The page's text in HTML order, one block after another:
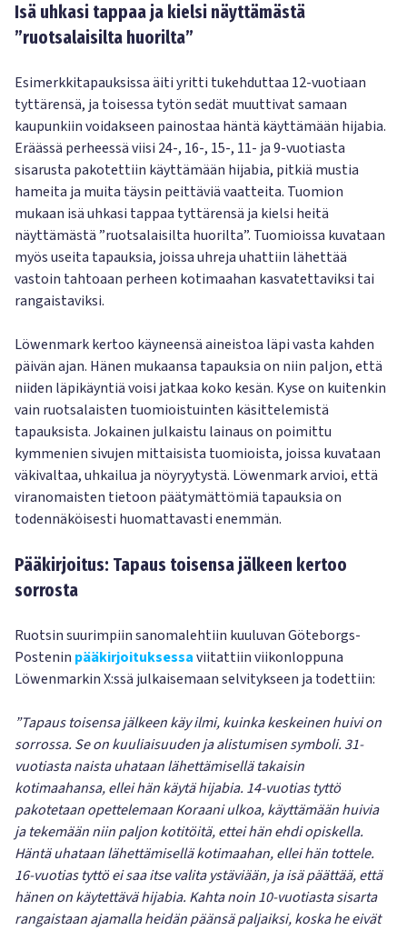
Isä uhkasi tappaa ja kielsi näyttämästä
”ruotsalaisilta huorilta”
Esimerkkitapauksissa äiti yritti tukehduttaa 12-vuotiaan
tyttärensä, ja toisessa tytön sedät muuttivat samaan
kaupunkiin voidakseen painostaa häntä käyttämään hijabia.
Eräässä perheessä viisi 24-, 16-, 15-, 11- ja 9-vuotiasta
sisarusta pakotettiin käyttämään hijabia, pitkiä mustia
hameita ja muita täysin peittäviä vaatteita. Tuomion
mukaan isä uhkasi tappaa tyttärensä ja kielsi heitä
näyttämästä ”ruotsalaisilta huorilta”. Tuomioissa kuvataan
myös useita tapauksia, joissa uhreja uhattiin lähettää
vastoin tahtoaan perheen kotimaahan kasvatettaviksi tai
rangaistaviksi.
Löwenmark kertoo käyneensä aineistoa läpi vasta kahden
päivän ajan. Hänen mukaansa tapauksia on niin paljon, että
niiden läpikäyntiä voisi jatkaa koko kesän. Kyse on kuitenkin
vain ruotsalaisten tuomioistuinten käsittelemistä
tapauksista. Jokainen julkaistu lainaus on poimittu
kymmenien sivujen mittaisista tuomioista, joissa kuvataan
väkivaltaa, uhkailua ja nöyryytystä. Löwenmark arvioi, että
viranomaisten tietoon päätymättömiä tapauksia on
todennäköisesti huomattavasti enemmän.
Pääkirjoitus: Tapaus toisensa jälkeen kertoo
sorrosta
Ruotsin suurimpiin sanomalehtiin kuuluvan Göteborgs-
Postenin pääkirjoituksessaviitattiin viikonloppuna
Löwenmarkin X:ssä julkaisemaan selvitykseen ja todettiin:
”Tapaus toisensa jälkeen käy ilmi, kuinka keskeinen huivi on
sorrossa. Se on kuuliaisuuden ja alistumisen symboli. 31-
vuotiasta naista uhataan lähettämisellä takaisin
kotimaahansa, ellei hän käytä hijabia. 14-vuotias tyttö
pakotetaan opettelemaan Koraani ulkoa, käyttämään huivia
ja tekemään niin paljon kotitöitä, ettei hän ehdi opiskella.
Häntä uhataan lähettämisellä kotimaahan, ellei hän tottele.
16-vuotias tyttö ei saa itse valita ystäviään, ja isä päättää, että
hänen on käytettävä hijabia. Kahta noin 10-vuotiasta sisarta
rangaistaan ajamalla heidän päänsä paljaiksi, koska he eivät